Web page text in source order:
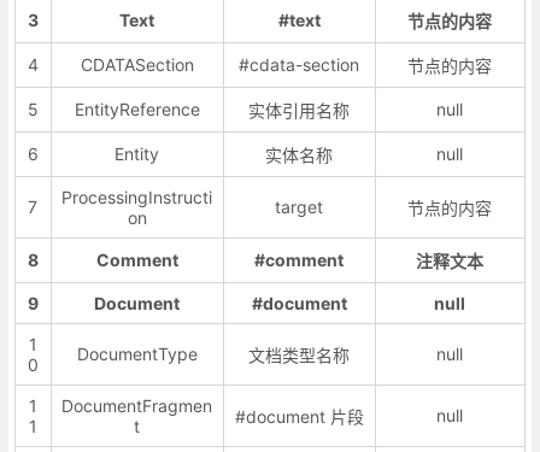
3 Text #text 节点的内容
4 CDATASection #cdata-section 节点的内容
5 EntityReference 实体引用名称 null
6 Entity 实体名称 null
7
ProcessingInstructi
on
target 节点的内容
8 Comment #comment 注释文本
9 Document #document
null
1
0
DocumentType 文档类型名称 null
1
1
DocumentFragmen
t
#document 片段 null